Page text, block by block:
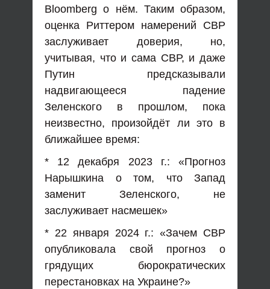
Bloomberg о нём. Таким образом,
оценка Риттером намерений СВР
заслуживает доверия, но,
учитывая, что и сама СВР, и даже
Путин предсказывали
надвигающееся падение
Зеленского в прошлом, пока
неизвестно, произойдёт ли это в
ближайшее время:
* 12 декабря 2023 г.: «Прогноз
Нарышкина о том, что Запад
заменит Зеленского, не
заслуживает насмешек»
* 22 января 2024 г.: «Зачем СВР
опубликовала свой прогноз о
грядущих бюрократических
перестановках на Украине?»